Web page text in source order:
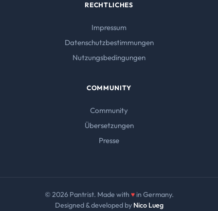
RECHTLICHES
Impressum
Datenschutzbestimmungen
Nutzungsbedingungen
COMMUNITY
Community
Übersetzungen
Presse
© 2026 Pantrist. Made with ♥in Germany.
Designed & developed by Nico Lueg